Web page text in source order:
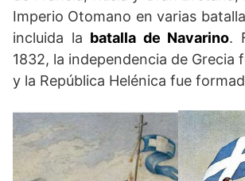
Imperio Otomano en varias
incluida la batalla de Navarino.
1832, la independencia de Grecia
y la República Helénica fue